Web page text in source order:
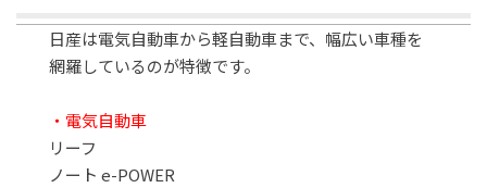
日産は電気自動車から軽自動車まで、幅広い車種を
網羅しているのが特徴です。
・電気自動車
リーフ
ノート e-POWER